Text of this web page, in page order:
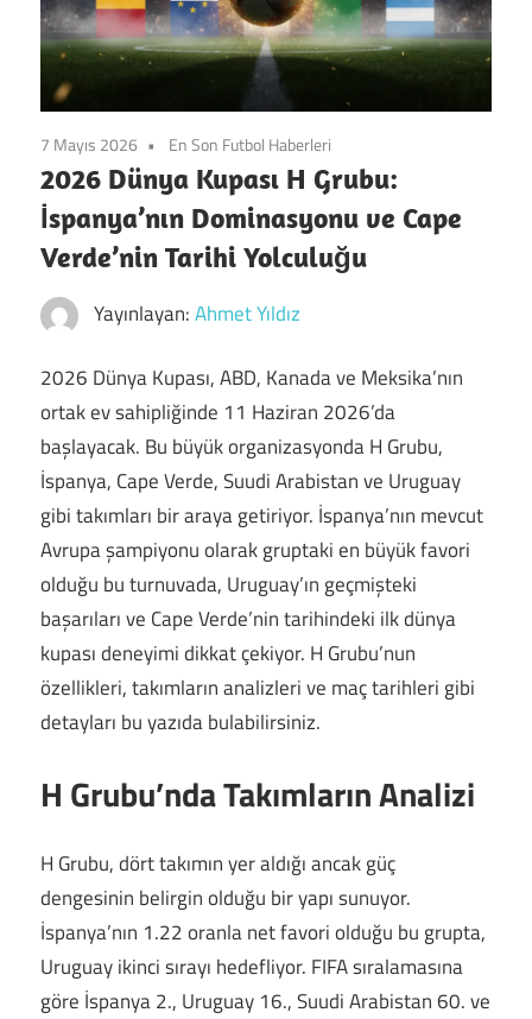
7 Mayıs 2026 En Son Futbol Haberleri
2026 Dünya Kupası H Grubu:
İspanya’nın Dominasyonu ve Cape
Verde’nin Tarihi Yolculuğu
Yayınlayan:Ahmet Yıldız
2026 Dünya Kupası, ABD, Kanada ve Meksika’nın
ortak ev sahipliğinde 11 Haziran 2026’da
başlayacak. Bu büyük organizasyonda H Grubu,
İspanya, Cape Verde, Suudi Arabistan ve Uruguay
gibi takımları bir araya getiriyor. İspanya’nın mevcut
Avrupa şampiyonu olarak gruptaki en büyük favori
olduğu bu turnuvada, Uruguay’ın geçmişteki
başarıları ve Cape Verde’nin tarihindeki ilk dünya
kupası deneyimi dikkat çekiyor. H Grubu’nun
özellikleri, takımların analizleri ve maç tarihleri gibi
detayları bu yazıda bulabilirsiniz.
H Grubu’nda Takımların Analizi
H Grubu, dört takımın yer aldığı ancak güç
dengesinin belirgin olduğu bir yapı sunuyor.
İspanya’nın 1.22 oranla net favori olduğu bu grupta,
Uruguay ikinci sırayı hedefliyor. FIFA sıralamasına
göre İspanya 2., Uruguay 16., Suudi Arabistan 60. ve